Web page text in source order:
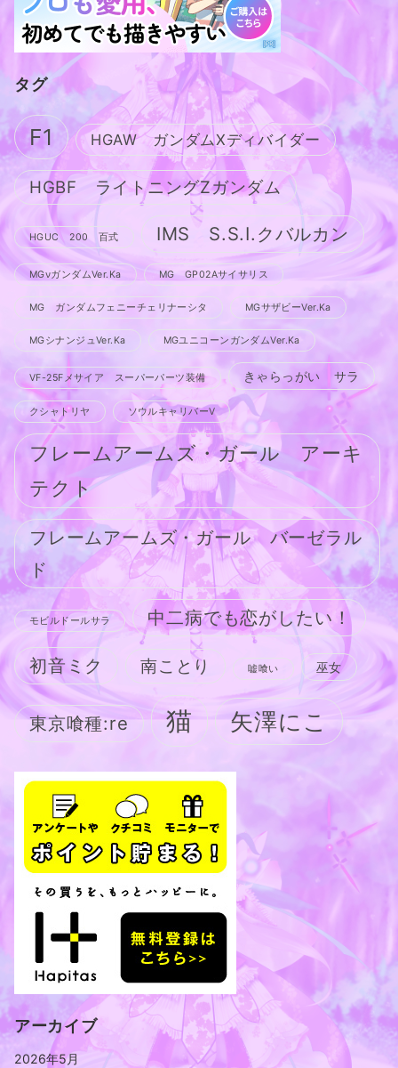
タグ
F1 HGAW ガンダムXディバイダー
HGBF ライトニングZガンダム
HGUC 200 百式 IMS S.S.I.クバルカン
MGνガンダムVer.Ka MG GP02Aサイサリス
MG ガンダムフェニーチェリナーシタ MGサザビーVer.Ka
MGシナンジュVer.Ka MGユニコーンガンダムVer.Ka
VF-25Fメサイア スーパーパーツ装備 きゃらっがい サラ
クシャトリヤ ソウルキャリバーV
フレームアームズ・ガール アーキ
テクト
フレームアームズ・ガール バーゼラル
ド
モビルドールサラ 中二病でも恋がしたい！
初音ミク 南ことり 嘘喰い 巫女
東京喰種:re 猫 矢澤にこ
アーカイブ
2026年5月